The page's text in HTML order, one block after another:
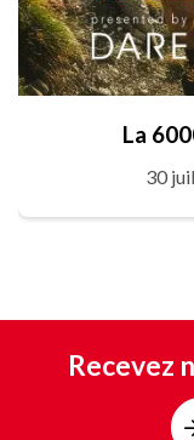
La
30
Recevez